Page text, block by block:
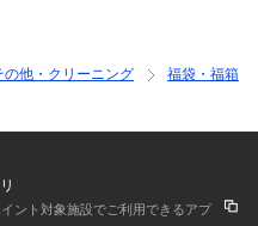
の他・クリーニング
福袋・福箱
ント対象施設でご利用できるアプ